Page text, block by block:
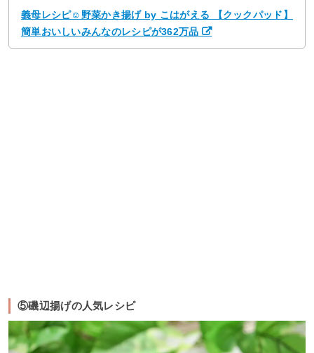
義母レシピ☺野菜かき揚げ by こはがえる 【クックパッド】
簡単おいしいみんなのレシピが362万品
⑤磯辺揚げの人気レシピ